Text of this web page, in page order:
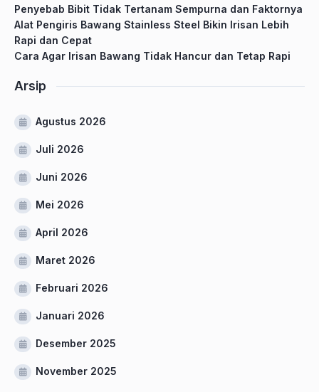
Penyebab Bibit Tidak Tertanam Sempurna dan Faktornya
Alat Pengiris Bawang Stainless Steel Bikin Irisan Lebih
Rapi dan Cepat
Cara Agar Irisan Bawang Tidak Hancur dan Tetap Rapi
Arsip
Agustus 2026
Juli 2026
Juni 2026
Mei 2026
April 2026
Maret 2026
Februari 2026
Januari 2026
Desember 2025
November 2025